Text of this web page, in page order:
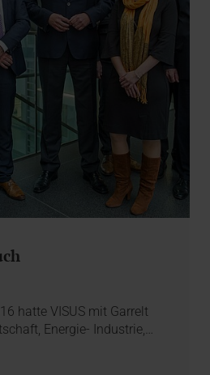
hatte VISUS mit Garrelt
Energie- Industrie,…